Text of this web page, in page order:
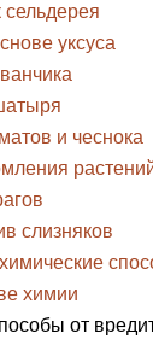
уксуса
и чеснока
слизняков
химии
от